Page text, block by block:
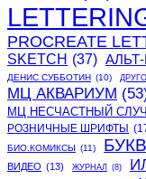
PROCREATE
SKETCH (37)
ДЕНИС СУББОТИН (10)
МЦ АКВАРИУМ
МЦ НЕСЧАСТНЫЙ
РОЗНИЧНЫЕ ШРИФТЫ
БИО.КОМИКСЫ (11)
ВИДЕО (13) ЖУРНАЛ (8)